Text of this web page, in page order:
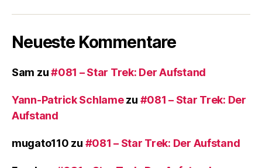
Neueste Kommentare
Sam zu#081 – Star Trek: Der Aufstand
Yann-Patrick Schlamezu #081 – Star Trek: Der
Aufstand
mugato110 zu #081 – Star Trek: Der Aufstand